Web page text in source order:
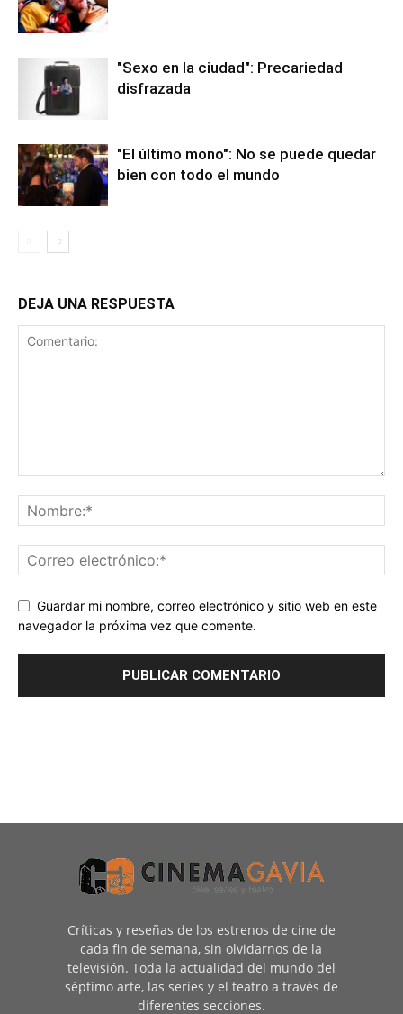
"Sexo en la ciudad": Precariedad
disfrazada
"El último mono": No se puede quedar
bien con todo el mundo
DEJA UNA RESPUESTA
Guardar mi nombre, correo electrónico y sitio web en este
navegador la próxima vez que comente.
Críticas y reseñas de los estrenos de cine de
cada fin de semana, sin olvidarnos de la
televisión. Toda la actualidad del mundo del
séptimo arte, las series y el teatro a través de
diferentes secciones.